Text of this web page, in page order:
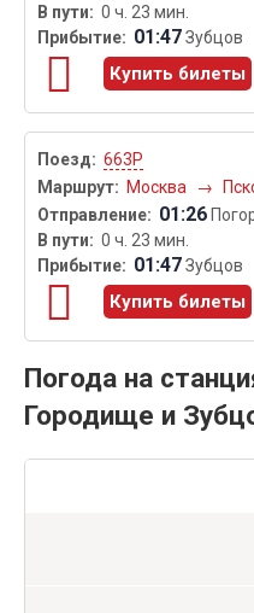
0 ч. 23 мин.
01:47Зубцов
Купить билеты
663Р
Москва
→
01:26
0 ч. 23 мин.
01:47Зубцов
Купить билеты
Погода на
Городище и